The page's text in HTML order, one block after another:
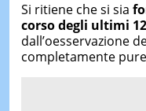
Si ritiene che si sia
corso degli ultimi
dall’oesservazione
completamente